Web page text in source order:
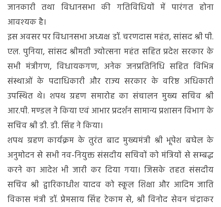
जानकारी तथा विधानसभा की गतिविधियों में पारंगत होना
आवश्यक है।
इस अवसर पर विधानसभा अध्यक्ष डॉ. चरणदास महंत, सांसद श्री पी.
एल. पुनिया, सांसद श्रीमती ज्योत्सना महंत सहित प्रदेश सरकार के
सभी मंत्रीगण, विधायकगण, अनेक जनप्रतिनिधि सहित विभिन्न
संस्थाओं के पदाधिकारी और राज्य सरकार के वरिष्ठ अधिकारी
उपस्थित थे। शपथ ग्रहण समारोह का संचालन मुख्य सचिव श्री
आर.पी. मण्डल ने किया एवं आभार प्रदर्शन सामान्य प्रशासन विभाग के
सचिव श्री डी. डी. सिंह ने किया।
शपथ ग्रहण कार्यक्रम के तुरंत बाद मुख्यमंत्री श्री भूपेश बघेल के
अनुमोदन से सभी नव-नियुक्त संसदीय सचिवों को मंत्रियों से सम्बद्ध
करने का आदेश भी जारी कर दिया गया। जिसके तहत संसदीय
सचिव श्री द्वारिकाधीश यादव को स्कूल शिक्षा और आदिम जाति
विकास मंत्री डॉ. प्रेमसाय सिंह टेकाम से, श्री विनोद सेवन चंद्राकर